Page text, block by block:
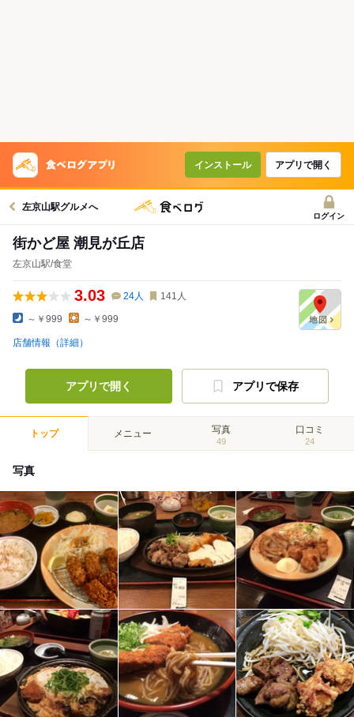
インストール アプリで開く
左京山駅グルメへ
ログイン
街かど屋 潮見が丘店
左京山駅/食堂
3.03 24人 141 人
～￥999 ～￥999
店舗情報（詳細）
アプリで開く アプリで保存
トップ メニュー 写真
49
口コミ
24
写真